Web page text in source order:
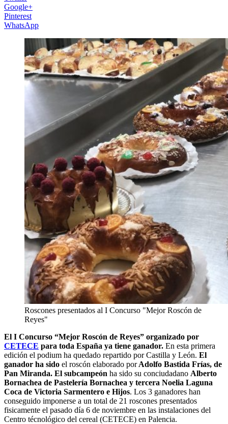
Google+
Pinterest
WhatsApp
Roscones presentados al I Concurso "Mejor Roscón de
Reyes"
El I Concurso “Mejor Roscón de Reyes” organizado por
CETECE para toda España ya tiene ganador. En esta primera
edición el podium ha quedado repartido por Castilla y León. El
ganador ha sido el roscón elaborado porAdolfo Bastida Frías, de
Pan Miranda. El subcampeón ha sido su conciudadano Alberto
Bornachea de Pastelería Bornachea y tercera Noelia Laguna
Coca de Victoria Sarmentero e Hijos. Los 3 ganadores han
conseguido imponerse a un total de 21 roscones presentados
fisicamente el pasado día 6 de noviembre en las instalaciones del
Centro técnológico del cereal (CETECE) en Palencia.